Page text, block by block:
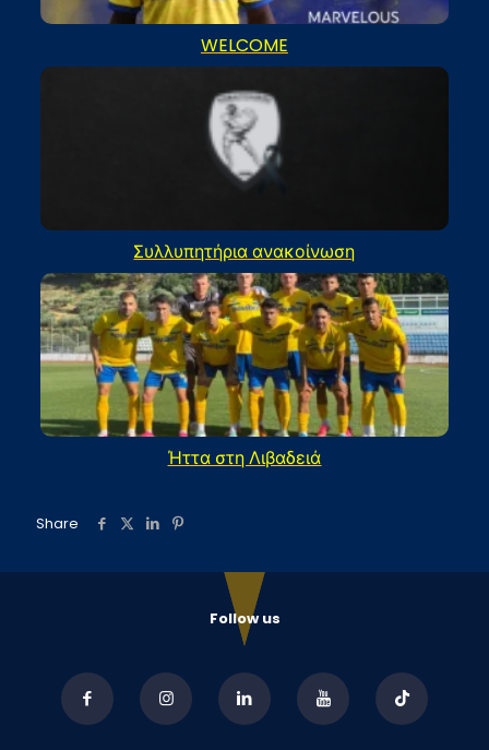
WELCOME
Συλλυπητήρια ανακοίνωση
Ήττα στη Λιβαδειά
Share
Follow us